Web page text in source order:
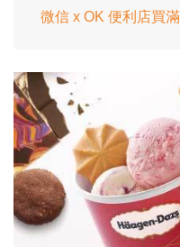
微信 x OK 便利店買